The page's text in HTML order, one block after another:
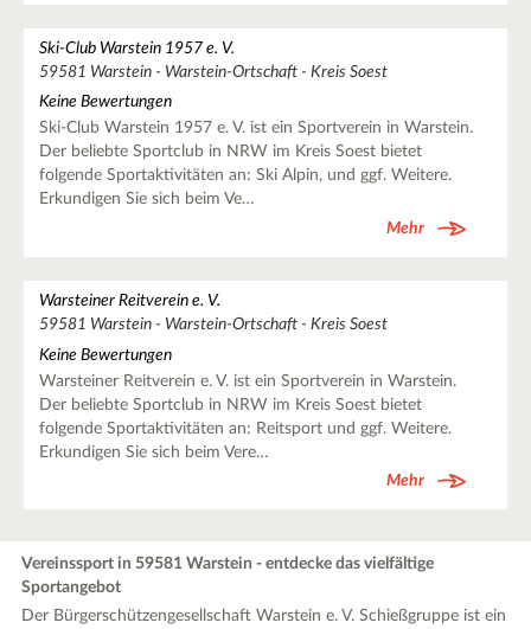
Ski-Club Warstein 1957 e. V.
59581 Warstein - Warstein-Ortschaft - Kreis Soest
Keine Bewertungen
Ski-Club Warstein 1957 e. V. ist ein Sportverein in Warstein.
Der beliebte Sportclub in NRW im Kreis Soest bietet
folgende Sportaktivitäten an: Ski Alpin, und ggf. Weitere.
Erkundigen Sie sich beim Ve…
Mehr
Warsteiner Reitverein e. V.
59581 Warstein - Warstein-Ortschaft - Kreis Soest
Keine Bewertungen
Warsteiner Reitverein e. V. ist ein Sportverein in Warstein.
Der beliebte Sportclub in NRW im Kreis Soest bietet
folgende Sportaktivitäten an: Reitsport und ggf. Weitere.
Erkundigen Sie sich beim Vere…
Mehr
Vereinssport in 59581 Warstein - entdecke das vielfältige
Sportangebot
Der Bürgerschützengesellschaft Warstein e. V. Schießgruppe ist ein